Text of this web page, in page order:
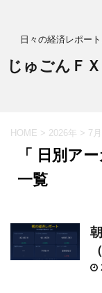
日々の経済レポー
じゅごんＦ
HOME > 2026年 > 7月
「 日別ア
一覧